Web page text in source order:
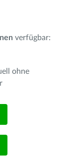
verfügbar:
ohne